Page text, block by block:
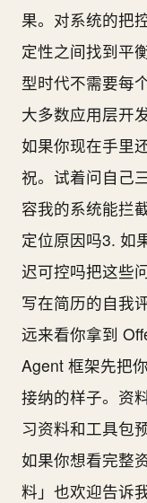
果。对系统的把
定性之间找到平
型时代不需要每
大多数应用层开
如果你现在手里
祝。试着问自己
容我的系统能拦
定位原因吗3. 如
迟可控吗把这些
写在简历的自我
远来看你拿到
Agent 框架先把
接纳的样子。资
习资料和工具包
如果你想看完整
料」也欢迎告诉